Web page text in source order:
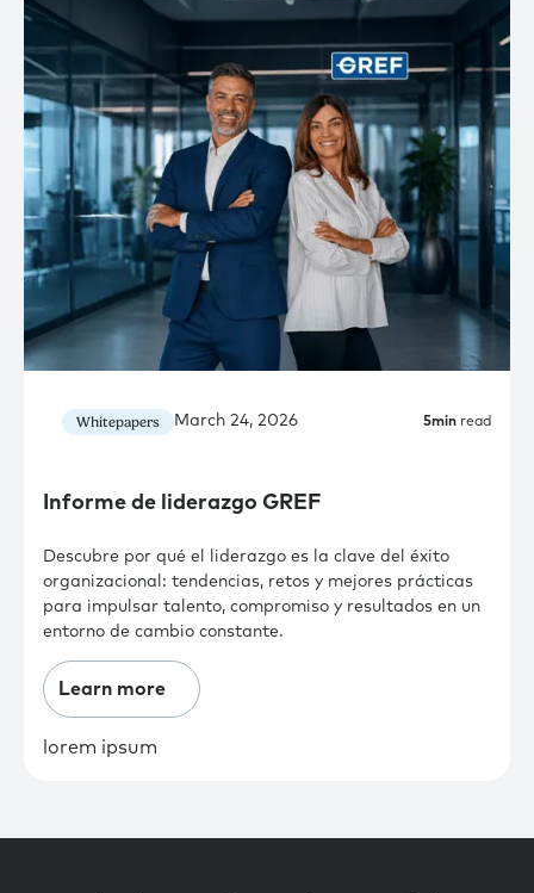
Whitepapers March 24, 2026 5min read
Informe de liderazgo GREF
Descubre por qué el liderazgo es la clave del éxito
organizacional: tendencias, retos y mejores prácticas
para impulsar talento, compromiso y resultados en un
entorno de cambio constante.
Learn more
lorem ipsum